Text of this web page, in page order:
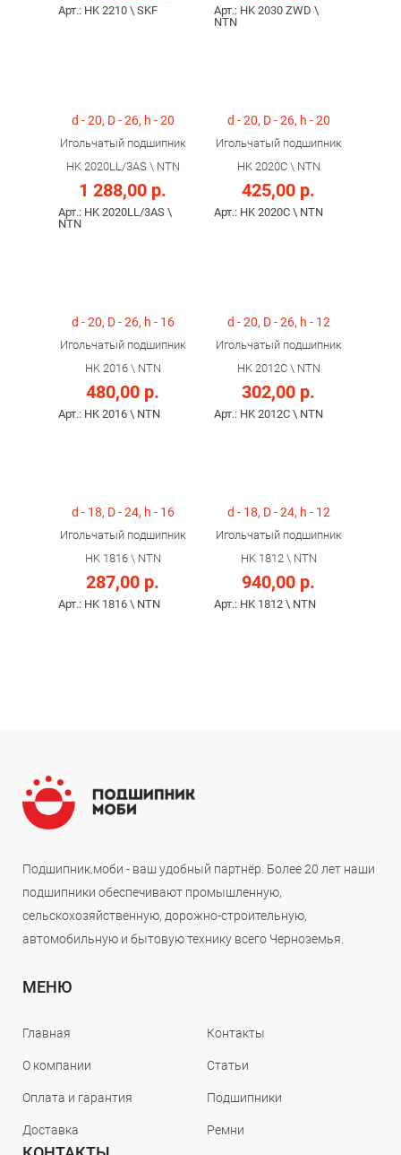
Арт.: HK 2210 \ SKF
Арт.: HK 2030 ZWD \
NTN
d - 20, D - 26, h - 20
Игольчатый подшипник
HK 2020LL/3AS \ NTN
1 288,00 р.
Арт.: HK 2020LL/3AS \
NTN
d - 20, D - 26, h - 20
Игольчатый подшипник
HK 2020C \ NTN
425,00 р.
Арт.: HK 2020C \ NTN
d - 20, D - 26, h - 16
Игольчатый подшипник
HK 2016 \ NTN
480,00 р.
Арт.: HK 2016 \ NTN
d - 20, D - 26, h - 12
Игольчатый подшипник
HK 2012C \ NTN
302,00 р.
Арт.: HK 2012C \ NTN
d - 18, D - 24, h - 16
Игольчатый подшипник
HK 1816 \ NTN
287,00 р.
Арт.: HK 1816 \ NTN
d - 18, D - 24, h - 12
Игольчатый подшипник
HK 1812 \ NTN
940,00 р.
Арт.: HK 1812 \ NTN
Подшипник.моби - ваш удобный партнёр. Более 20 лет наши
подшипники обеспечивают промышленную,
сельскохозяйственную, дорожно-строительную,
автомобильную и бытовую технику всего Черноземья.
МЕНЮ
Главная
О компании
Оплата и гарантия
Доставка
Контакты
Статьи
Подшипники
Ремни